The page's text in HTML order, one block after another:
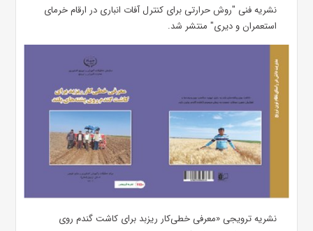
نشریه فنی "روش حرارتی برای کنترل آفات انباری در ارقام خرمای
استعمران و دیری" منتشر شد.
نشریه ترویجی «معرفی خطی‌کار ریزبد برای کاشت گندم روی